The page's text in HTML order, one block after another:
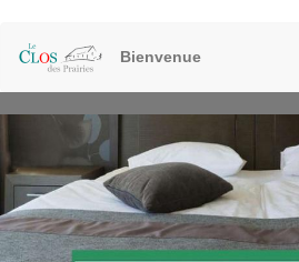
Bienvenue